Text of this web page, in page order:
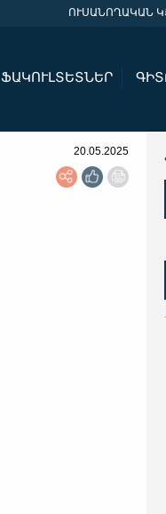
ՈՒՍԱՆՈՂԱԿԱՆ
ՖԱԿՈՒԼՏԵՏՆԵՐ
20.05.2025